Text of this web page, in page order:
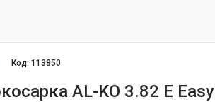
Код:113850
AL-KO 3.82 E Easy